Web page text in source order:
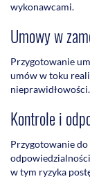
wykonawcami.
Umowy w
Przygotowanie
umów w toku
nieprawidłowości.
Kontrole i
Przygotowanie
w tym ryzyka